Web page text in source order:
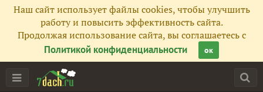
Наш сайт использует файлы cookies, чтобы улучшить
работу и повысить эффективность сайта.
Продолжая использование сайта, вы соглашаетесь с
Политикой конфиденциальности
ок
Главная